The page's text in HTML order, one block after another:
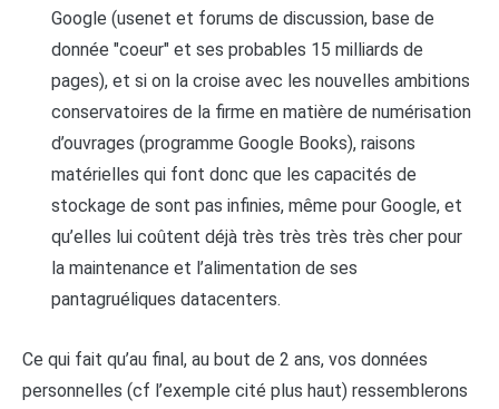
Google (usenet et forums de discussion, base de
donnée "coeur" et ses probables 15 milliards de
pages), et si on la croise avec les nouvelles ambitions
conservatoires de la firme en matière de numérisation
d’ouvrages (programme Google Books), raisons
matérielles qui font donc que les capacités de
stockage de sont pas infinies, même pour Google, et
qu’elles lui coûtent déjà très très très très cher pour
la maintenance et l’alimentation de ses
pantagruéliques datacenters.
Ce qui fait qu’au final, au bout de 2 ans, vos données
personnelles (cf l’exemple cité plus haut) ressemblerons